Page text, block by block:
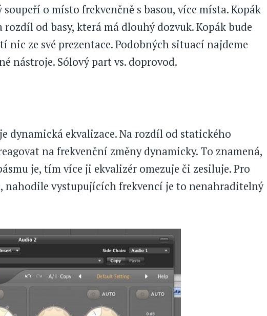
o místo frekvenčně s basou, více místa. Kopák
od basy, která má dlouhý dozvuk. Kopák bude
nic ze své prezentace. Podobných situací najdeme
nástroje. Sólový part vs. doprovod.
dynamická ekvalizace. Na rozdíl od statického
na frekvenční změny dynamicky. To znamená,
je, tím více ji ekvalizér omezuje či zesiluje. Pro
nahodile vystupujících frekvencí je to nenahraditelný